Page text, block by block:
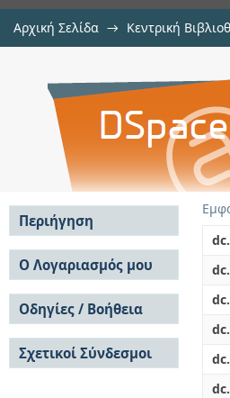
Αρχική Σελίδα → Κεντρική
Race-free and
cyclone
Περιήγηση
Σε όλο το DSpace
Κοινότητες & Συλλογές
Ανά Ημερομηνία
Έκδοσης
Συγγραφείς
Τίτλοι
Θέματα
Ο Λογαριασμός μου
Σύνδεση
Εγγραφή
Οδηγίες / Βοήθεια
Οδηγίες Υποβολής
Οδηγίες Χρήσης ΙΑ
Συχνές Ερωτήσεις
Σχετικοί Σύνδεσμοι